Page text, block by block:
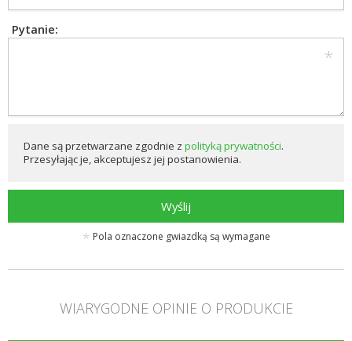
Pytanie:
Dane są przetwarzane zgodnie z polityką prywatności.
Przesyłając je, akceptujesz jej postanowienia.
Wyślij
Pola oznaczone gwiazdką są wymagane
WIARYGODNE OPINIE O PRODUKCIE